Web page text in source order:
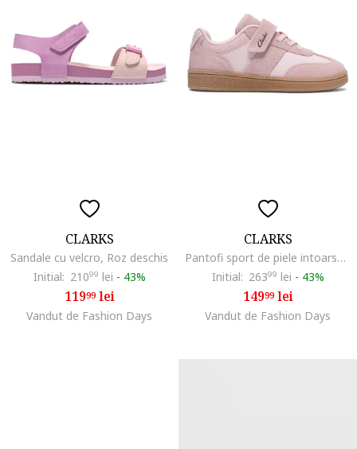
CLARKS
Sandale cu velcro, Roz deschis
Initial: 21099 lei - 43%
11999lei
Vandut de Fashion Days
CLARKS
Pantofi sport de piele intoarsa cu garnituri din material textil Cypress, Roz deschis/Roz pal
Initial: 26399 lei - 43%
14999lei
Vandut de Fashion Days